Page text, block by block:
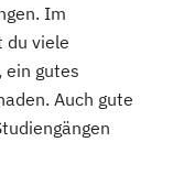
Im
du viele
ein gutes
Auch gute